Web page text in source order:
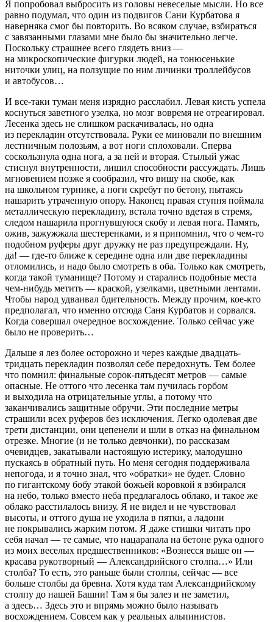
Я попробовал выбросить из головы невеселые мысли. Но все
равно подумал, что один из подвигов Сани Курбатова я
наверняка смог бы повторить. Во всяком случае, взбираться
с завязанными глазами мне было бы значительно легче.
Поскольку страшнее всего глядеть вниз —
на микроскопические фигурки людей, на тонюсенькие
ниточки улиц, на ползущие по ним личинки троллейбусов
и автобусов…
И все-таки туман меня изрядно расслабил. Левая кисть успела
коснуться заветного узелка, но мозг вовремя не отреагировал.
Лесенка здесь не слишком раскачивалась, но одна
из перекладин отсутствовала. Руки ее миновали по внешним
лестничным полозьям, а вот ноги сплоховали. Сперва
соскользнула одна нога, а за ней и вторая. Стылый ужас
стиснул внутренности, лишил способности рассуждать. Лишь
мгновением позже я сообразил, что вишу на скобе, как
на школьном турнике, а ноги скребут по бетону, пытаясь
нашарить утраченную опору. Наконец правая ступня поймала
металлическую перекладину, встала точно вдетая в стремя,
следом нашарила прогнувшуюся скобу и левая нога. Память,
ожив, зажужжала шестеренками, и я припомнил, что о чем-то
подобном руферы друг дружку не раз предупреждали. Ну,
да! — где-то ближе к середине одна или две перекладины
отломились, и надо было смотреть в оба. Только как смотреть,
когда такой туманище? Потому и старались подобные места
чем-нибудь метить — краской, узелками, цветными лентами.
Чтобы народ удваивал бдительность. Между прочим, кое-кто
предполагал, что именно отсюда Саня Курбатов и сорвался.
Когда совершал очередное восхождение. Только сейчас уже
было не проверить…
Дальше я лез более осторожно и через каждые двадцать-
тридцать перекладин позволял себе передохнуть. Тем более
что помнил: финальные сорок-пятьдесят метров — самые
опасные. Не оттого что лесенка там пучилась горбом
и выходила на отрицательные углы, а потому что
заканчивались защитные обручи. Эти последние метры
страшили всех руферов без исключения. Легко одолевая две
трети дистанции, они цепенели и шли в отказ на финальном
отрезке. Многие (и не только девчонки), по рассказам
очевидцев, закатывали настоящую истерику, малодушно
пускаясь в обратный путь. Но меня сегодня поддерживала
непогода, и я точно знал, что «обратки» не будет. Словно
по гигантскому бобу этакой божьей коровкой я взбирался
на небо, только вместо неба предлагалось облако, и такое же
облако расстилалось внизу. Я не видел и не чувствовал
высоты, и оттого душа не уходила в пятки, а ладони
не покрывались жарким потом. Я даже стишки читать про
себя начал — те самые, что нацарапала на бетоне рука одного
из моих веселых предшественников: «Вознесся выше он —
красава рукотворный — Александрийского столпа…» Или
столба? То есть, это раньше были столпы, сейчас — все
больше столбы да бревна. Хотя куда там Александрийскому
столпу до нашей Башни! Там я бы залез и не заметил,
а здесь… Здесь это и впрямь можно было называть
восхождением. Совсем как у реальных альпинистов.